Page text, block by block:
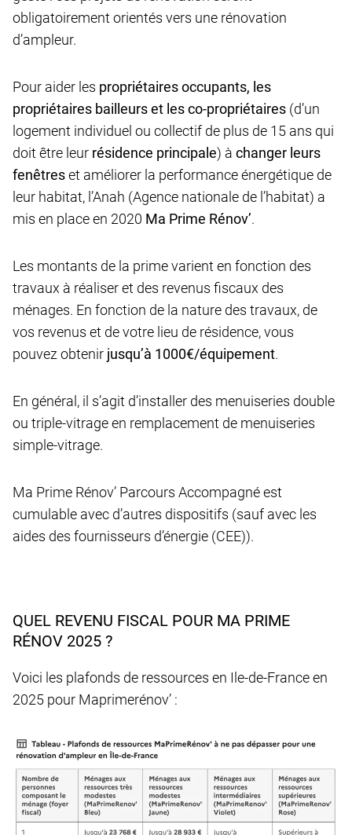
obligatoirement orientés vers une rénovation
d’ampleur.
Pour aider les propriétaires occupants, les
propriétaires bailleurs et les co-propriétaires (d’un
logement individuel ou collectif de plus de 15 ans qui
doit être leur résidence principale) à changer leurs
fenêtreset améliorer la performance énergétique de
leur habitat, l’Anah (Agence nationale de l’habitat) a
mis en place en 2020 Ma Prime Rénov’.
Les montants de la prime varient en fonction des
travaux à réaliser et des revenus fiscaux des
ménages. En fonction de la nature des travaux, de
vos revenus et de votre lieu de résidence, vous
pouvez obtenir jusqu’à 1000€/équipement.
En général, il s’agit d’installer des menuiseries double
ou triple-vitrage en remplacement de menuiseries
simple-vitrage.
Ma Prime Rénov’ Parcours Accompagné est
cumulable avec d’autres dispositifs (sauf avec les
aides des fournisseurs d’énergie (CEE)).
QUEL REVENU FISCAL POUR MA PRIME
RÉNOV 2025 ?
Voici les plafonds de ressources en Ile-de-France en
2025 pour Maprimerénov’ :